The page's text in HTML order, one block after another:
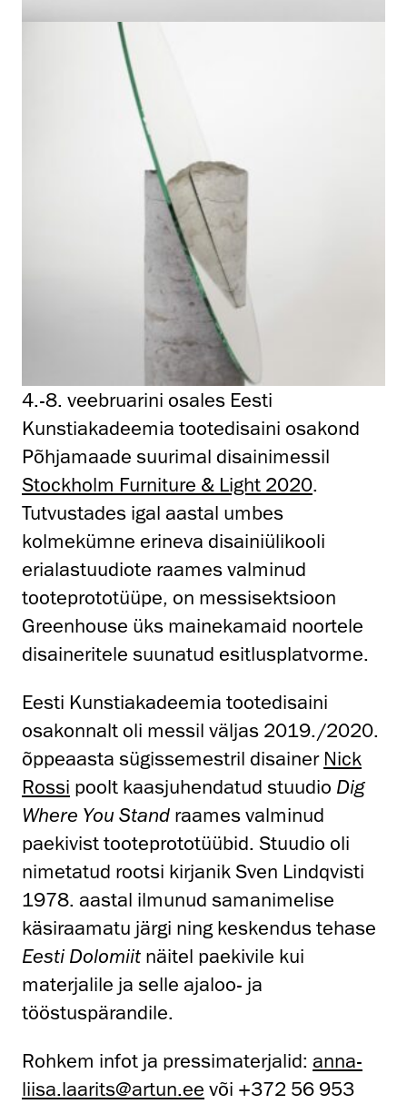
4.-8. veebruarini osales Eesti
Kunstiakadeemia tootedisaini osakond
Põhjamaade suurimal disainimessil
Stockholm Furniture & Light 2020.
Tutvustades igal aastal umbes
kolmekümne erineva disainiülikooli
erialastuudiote raames valminud
tooteprototüüpe, on messisektsioon
Greenhouse üks mainekamaid noortele
disaineritele suunatud esitlusplatvorme.
Eesti Kunstiakadeemia tootedisaini
osakonnalt oli messil väljas 2019./2020.
õppeaasta sügissemestril disainer Nick
Rossi poolt kaasjuhendatud stuudio Dig
Where You Stand raames valminud
paekivist tooteprototüübid. Stuudio oli
nimetatud rootsi kirjanik Sven Lindqvisti
1978. aastal ilmunud samanimelise
käsiraamatu järgi ning keskendus tehase
Eesti Dolomiit näitel paekivile kui
materjalile ja selle ajaloo- ja
tööstuspärandile.
Rohkem infot ja pressimaterjalid: anna-
liisa.laarits@artun.ee või +372 56 953